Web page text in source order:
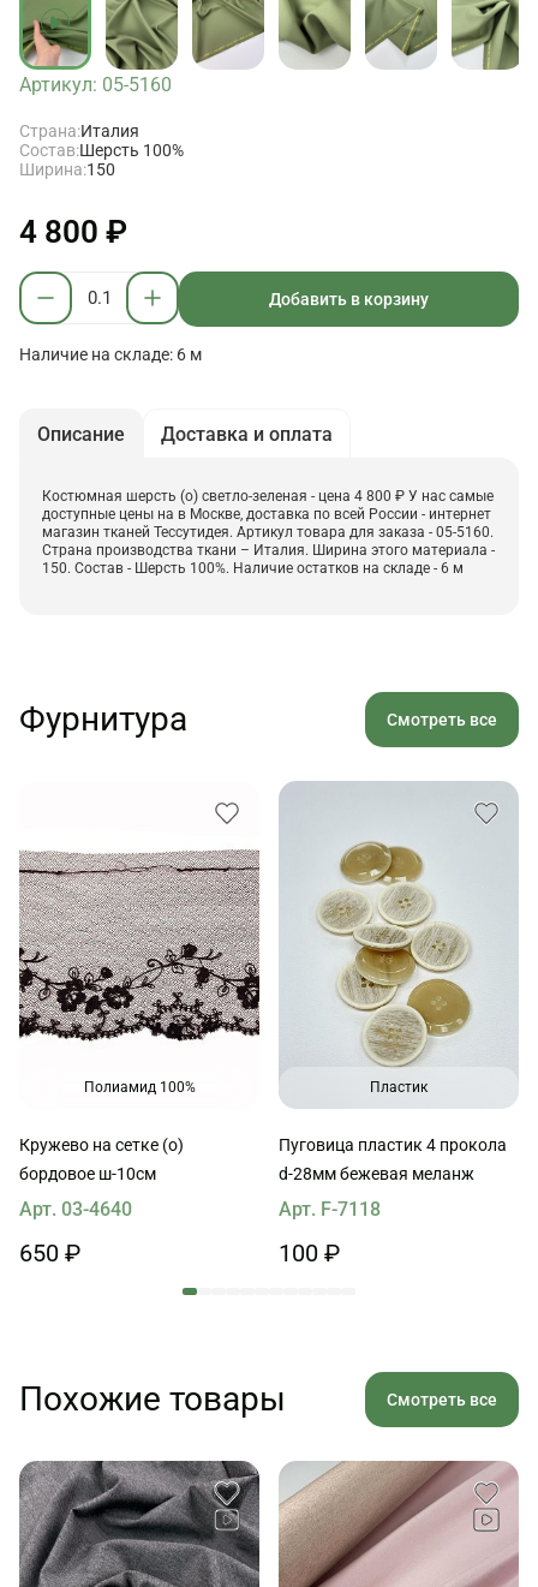
Артикул: 05-5160
Страна:Италия
Состав:Шерсть 100%
Ширина:150
4 800 ₽
Добавить в корзину
Наличие на складе: 6 м
Описание Доставка и оплата
Костюмная шерсть (о) светло-зеленая - цена 4 800 ₽ У нас самые
доступные цены на в Москве, доставка по всей России - интернет
магазин тканей Тессутидея. Артикул товара для заказа - 05-5160.
Страна производства ткани – Италия. Ширина этого материала -
150. Состав - Шерсть 100%. Наличие остатков на складе - 6 м
Фурнитура Смотреть все
Полиамид 100%
Кружево на сетке (о)
бордовое ш-10см
Арт. 03-4640
650 ₽
Пластик
Пуговица пластик 4 прокола
d-28мм бежевая меланж
Арт. F-7118
100 ₽
Похожие товары Смотреть все